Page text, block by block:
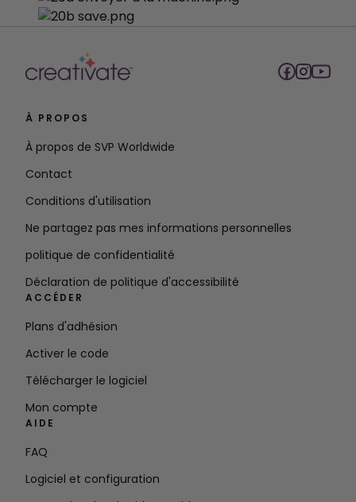
À PROPOS
À propos de SVP Worldwide
Contact
Conditions d'utilisation
Ne partagez pas mes informations personnelles
politique de confidentialité
Déclaration de politique d'accessibilité
ACCÉDER
Plans d'adhésion
Activer le code
Télécharger le logiciel
Mon compte
AIDE
FAQ
Logiciel et configuration